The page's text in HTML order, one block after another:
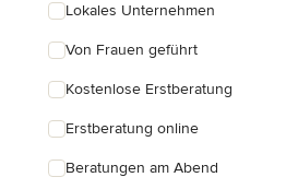
Lokales Unternehmen
Von Frauen geführt
Kostenlose Erstberatung
Erstberatung online
Beratungen am Abend